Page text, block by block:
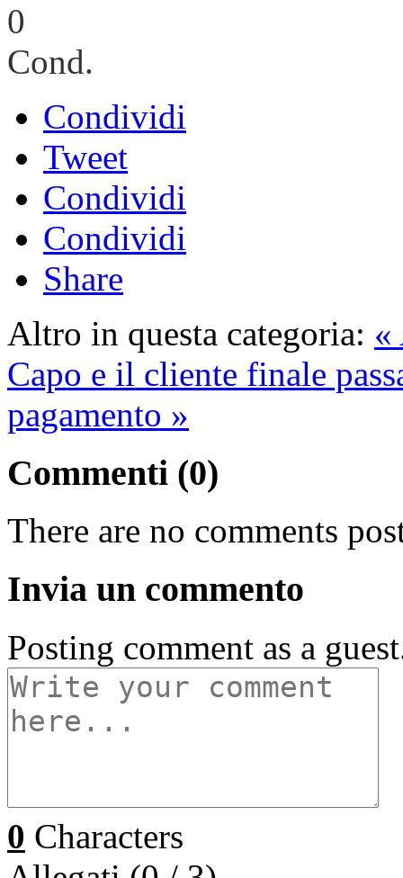
0
Cond.
Condividi
Tweet
Condividi
Condividi
Share
Altro in questa categoria: «
Capo e il cliente finale
pagamento »
Commenti (0)
There are no comments
Invia un commento
Posting comment as a
0 Characters